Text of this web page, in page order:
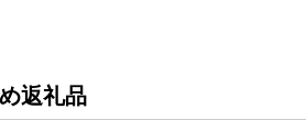
返礼品